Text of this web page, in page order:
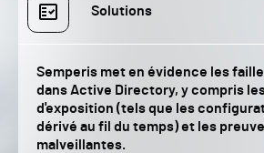
Solutions
Semperis met en évidence les
dans Active Directory, y compris
d'exposition (tels que les
dérivé au fil du temps) et les
malveillantes.